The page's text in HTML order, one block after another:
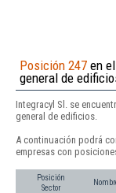
Posición 247 en
general de
Integracyl Sl. se
general de edificios.
A continuación podrá
empresas con
Posición
Sector